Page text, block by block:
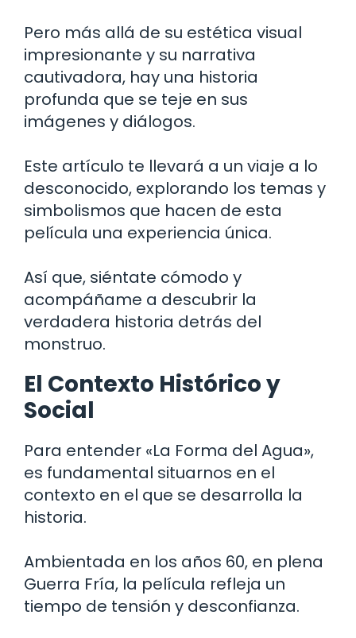
Pero más allá de su estética visual
impresionante y su narrativa
cautivadora, hay una historia
profunda que se teje en sus
imágenes y diálogos.
Este artículo te llevará a un viaje a lo
desconocido, explorando los temas y
simbolismos que hacen de esta
película una experiencia única.
Así que, siéntate cómodo y
acompáñame a descubrir la
verdadera historia detrás del
monstruo.
El Contexto Histórico y
Social
Para entender «La Forma del Agua»,
es fundamental situarnos en el
contexto en el que se desarrolla la
historia.
Ambientada en los años 60, en plena
Guerra Fría, la película refleja un
tiempo de tensión y desconfianza.